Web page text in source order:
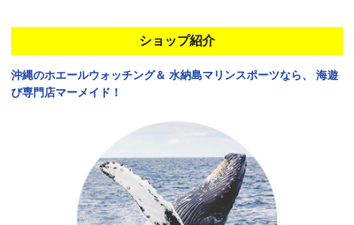
ショップ紹介
沖縄のホエールウォッチング＆ 水納島マリンスポーツなら、
海遊
び専門店マーメイド！